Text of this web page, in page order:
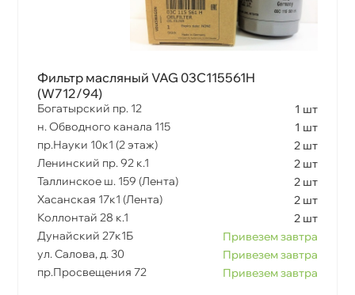
Фильтр масляный VAG 03C115561H
(W712/94)
Богатырский пр. 12
1 шт
н. Обводного канала 115
1 шт
пр.Науки 10к1 (2 этаж)
2 шт
Ленинский пр. 92 к.1
2 шт
Таллинское ш. 159 (Лента)
2 шт
Хасанская 17к1 (Лента)
2 шт
Коллонтай 28 к.1
2 шт
Дунайский 27к1Б
Привезем завтра
ул. Салова, д. 30
Привезем завтра
пр.Просвещения 72
Привезем завтра